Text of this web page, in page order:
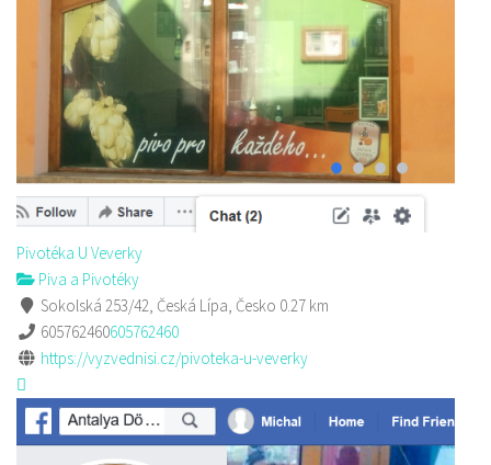
Pivotéka U Veverky
Piva a Pivotéky
Sokolská 253/42, Česká Lípa, Česko 0.27 km
605762460605762460
https://vyzvednisi.cz/pivoteka-u-veverky